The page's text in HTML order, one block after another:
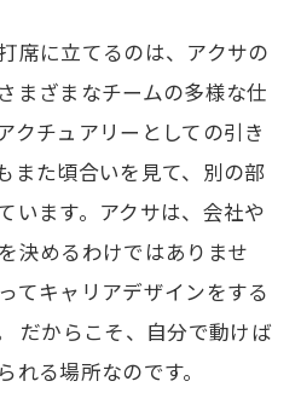
席に立てるのは、アクサの
まざまなチームの多様な仕
クチュアリーとしての引き
また頃合いを見て、別の部
います。アクサは、会社や
決めるわけではありませ
てキャリアデザインをする
だからこそ、自分で動けば
れる場所なのです。